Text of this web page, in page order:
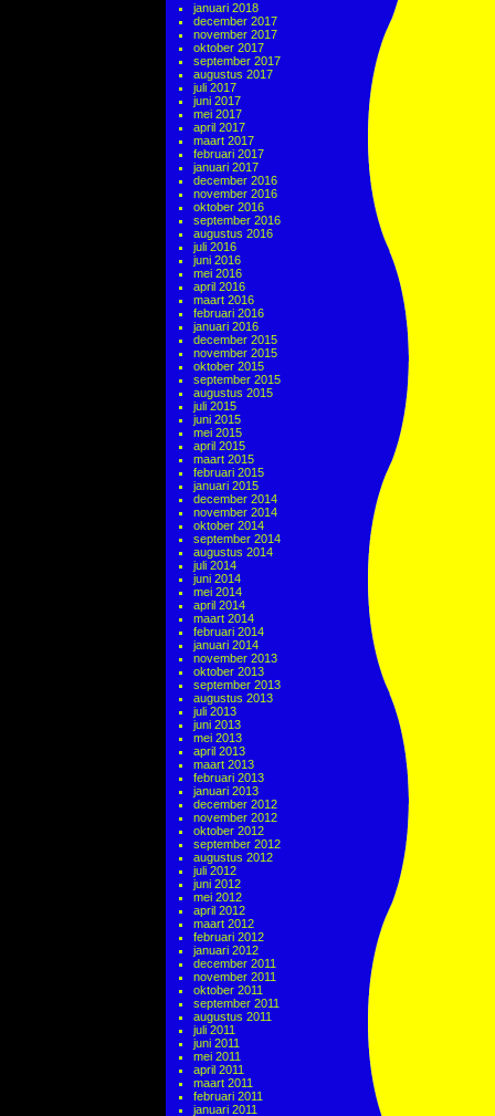
januari 2018
december 2017
november 2017
oktober 2017
september 2017
augustus 2017
juli 2017
juni 2017
mei 2017
april 2017
maart 2017
februari 2017
januari 2017
december 2016
november 2016
oktober 2016
september 2016
augustus 2016
juli 2016
juni 2016
mei 2016
april 2016
maart 2016
februari 2016
januari 2016
december 2015
november 2015
oktober 2015
september 2015
augustus 2015
juli 2015
juni 2015
mei 2015
april 2015
maart 2015
februari 2015
januari 2015
december 2014
november 2014
oktober 2014
september 2014
augustus 2014
juli 2014
juni 2014
mei 2014
april 2014
maart 2014
februari 2014
januari 2014
november 2013
oktober 2013
september 2013
augustus 2013
juli 2013
juni 2013
mei 2013
april 2013
maart 2013
februari 2013
januari 2013
december 2012
november 2012
oktober 2012
september 2012
augustus 2012
juli 2012
juni 2012
mei 2012
april 2012
maart 2012
februari 2012
januari 2012
december 2011
november 2011
oktober 2011
september 2011
augustus 2011
juli 2011
juni 2011
mei 2011
april 2011
maart 2011
februari 2011
januari 2011